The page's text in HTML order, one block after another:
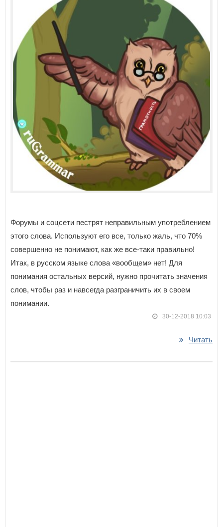
Форумы и соцсети пестрят неправильным употреблением
этого слова. Используют его все, только жаль, что 70%
совершенно не понимают, как же все-таки правильно!
Итак, в русском языке слова «вообщем» нет! Для
понимания остальных версий, нужно прочитать значения
слов, чтобы раз и навсегда разграничить их в своем
понимании.
30-12-2018 10:03
Читать